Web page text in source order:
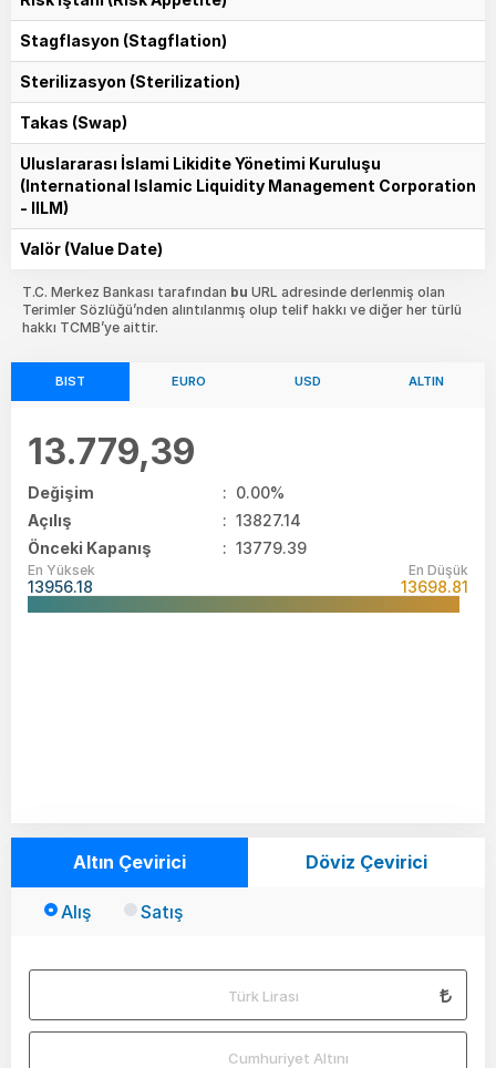
Stagflasyon (Stagflation)
Sterilizasyon (Sterilization)
Takas (Swap)
Uluslararası İslami Likidite Yönetimi Kuruluşu
(International Islamic Liquidity Management Corporation
- IILM)
Valör (Value Date)
T.C. Merkez Bankası tarafından bu URL adresinde derlenmiş olan
Terimler Sözlüğü’nden alıntılanmış olup telif hakkı ve diğer her türlü
hakkı TCMB’ye aittir.
BIST EURO USD ALTIN
13.779,39
Değişim : 0.00%
Açılış
: 13827.14
Önceki Kapanış
: 13779.39
En Yüksek
13956.18
En Düşük
13698.81
Altın Çevirici Döviz Çevirici
Alış Satış
Türk Lirası
Cumhuriyet Altını